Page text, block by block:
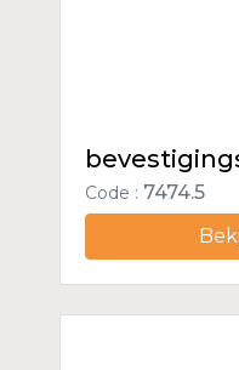
Code : 7474.5